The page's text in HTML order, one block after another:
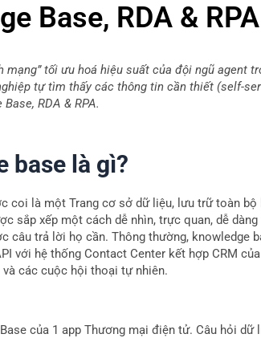
Base, RDA &
mạng” tối ưu hoá hiệu suất của đội ngũ agent
tự tìm thấy các thông tin cần thiết (self-
RDA & RPA.
base là gì?
coi là một Trang cơ sở dữ liệu, lưu trữ toàn
sắp xếp một cách dễ nhìn, trực quan, dễ
câu trả lời họ cần. Thông thường, knowledge
với hệ thống Contact Center kết hợp CRM
các cuộc hội thoại tự nhiên.
của 1 app Thương mại điện tử. Câu hỏi